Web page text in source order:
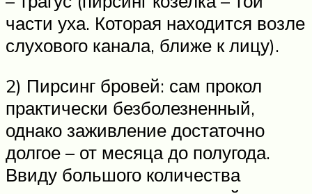
части уха. Которая находится возле
слухового канала, ближе к лицу).
2) Пирсинг бровей: сам прокол
практически безболезненный,
однако заживление достаточно
долгое – от месяца до полугода.
Ввиду большого количества